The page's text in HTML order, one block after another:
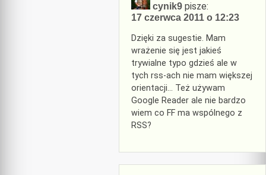
cynik9 pisze:
17 czerwca 2011 o 12:23
Dzięki za sugestie. Mam
wrażenie się jest jakieś
trywialne typo gdzieś ale w
tych rss-ach nie mam większej
orientacji… Też używam
Google Reader ale nie bardzo
wiem co FF ma wspólnego z
RSS?